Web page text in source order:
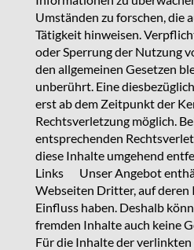
Umständen zu forschen, die
Tätigkeit hinweisen.
oder Sperrung der Nutzung
den allgemeinen Gesetzen
unberührt. Eine
erst ab dem Zeitpunkt der
Rechtsverletzung möglich.
entsprechenden
diese Inhalte umgehend
Links Unser Angebot
Webseiten Dritter, auf deren
Einfluss haben. Deshalb
fremden Inhalte auch keine
Für die Inhalte der